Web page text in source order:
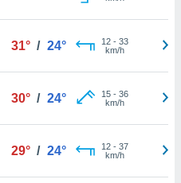
31° / 24° 12- 33
km/h
30° / 24° 15- 36
km/h
29° / 24° 12- 37
km/h